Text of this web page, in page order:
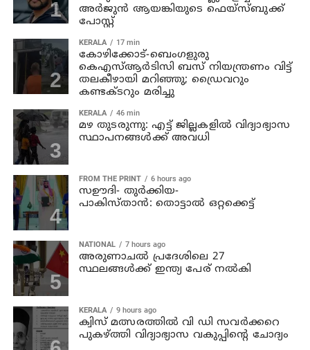
അര്‍ജുന്‍ ആയങ്കിയുടെ ഫെയ്‌സ്ബുക്ക്
പോസ്റ്റ്
KERALA 17 min
കോഴിക്കോട്-ബെംഗളുരു
കെഎസ്ആര്‍ടിസി ബസ് നിയന്ത്രണം വിട്ട്
തലകീഴായി മറിഞ്ഞു; ഡ്രൈവറും
കണ്ടക്ടറും മരിച്ചു
KERALA 46 min
മഴ തുടരുന്നു: എട്ട് ജില്ലകളില്‍ വിദ്യാഭ്യാസ
സ്ഥാപനങ്ങള്‍ക്ക് അവധി
FROM THE PRINT 6 hours ago
സഊദി- തുർക്കിയ-
പാകിസ്താൻ: തൊട്ടാൽ ഒറ്റക്കെട്ട്
NATIONAL 7 hours ago
അരുണാചല്‍ പ്രദേശിലെ 27
സ്ഥലങ്ങള്‍ക്ക് ഇന്ത്യ പേര് നല്‍കി
KERALA 9 hours ago
ക്വിസ് മത്സരത്തില്‍ വി ഡി സവര്‍ക്കറെ
പുകഴ്ത്തി വിദ്യാഭ്യാസ വകുപ്പിന്റെ ചോദ്യം